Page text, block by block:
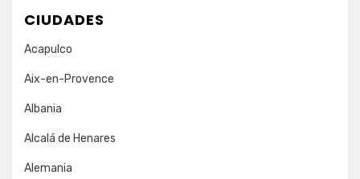
CIUDADES
Acapulco
Aix-en-Provence
Albania
Alcalá de Henares
Alemania